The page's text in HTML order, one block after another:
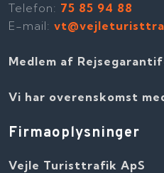
Telefon​: 75 85 94 88
E-mail:
Medlem af
Vi har overenskomst
Firmaoplysninger
Vejle Turisttrafik ApS